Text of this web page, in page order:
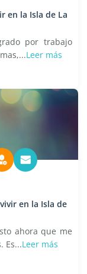
en la Isla de La
por trabajo
Leer más
en la Isla de
ahora que me
Es...Leer más